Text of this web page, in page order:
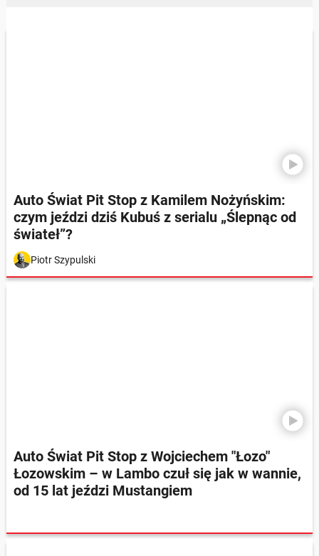
Auto Świat Pit Stop z Kamilem Nożyńskim:
czym jeździ dziś Kubuś z serialu „Ślepnąc od
świateł”?
Piotr Szypulski
Auto Świat Pit Stop z Wojciechem "Łozo"
Łozowskim – w Lambo czuł się jak w wannie,
od 15 lat jeździ Mustangiem